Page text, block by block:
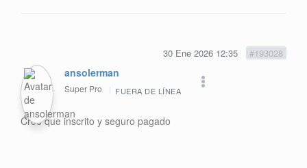
30 Ene 2026 12:35 #193028
ansolerman
Super Pro FUERA DE LÍNEA
Creo que inscrito y seguro pagado